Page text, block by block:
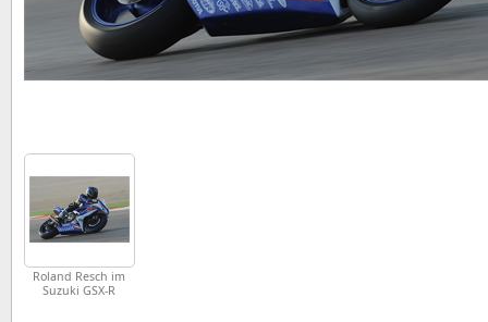
Roland Resch im
Suzuki GSX-R